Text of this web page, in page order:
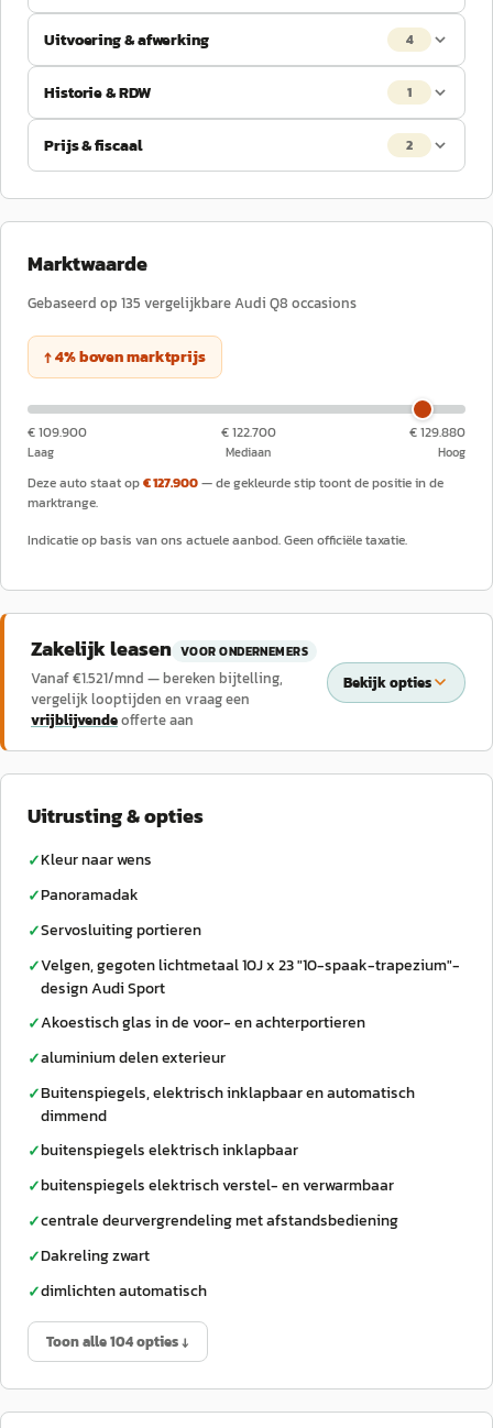
Uitvoering & afwerking 4
Historie & RDW 1
Prijs & fiscaal 2
Marktwaarde
Gebaseerd op 135 vergelijkbareAudi Q8 occasions
↑4%bovenmarktprijs
€ 109.900
Laag
€ 122.700
Mediaan
€ 129.880
Hoog
Deze auto staat op€ 127.900— de gekleurde stip toont de positie in de
marktrange.
Indicatie op basis van ons actuele aanbod. Geen officiële taxatie.
Zakelijk leasen VOOR ONDERNEMERS
Vanaf €1.521/mnd — bereken bijtelling,
vergelijk looptijden en vraag een
vrijblijvendeofferte aan
Bekijk opties
Uitrusting & opties
✓Kleur naar wens
✓Panoramadak
✓Servosluiting portieren
✓Velgen, gegoten lichtmetaal 10J x 23 "10-spaak-trapezium"-
design Audi Sport
✓Akoestisch glas in de voor- en achterportieren
✓aluminium delen exterieur
✓Buitenspiegels, elektrisch inklapbaar en automatisch
dimmend
✓buitenspiegels elektrisch inklapbaar
✓buitenspiegels elektrisch verstel- en verwarmbaar
✓centrale deurvergrendeling met afstandsbediening
✓Dakreling zwart
✓dimlichten automatisch
Toon alle 104 opties ↓